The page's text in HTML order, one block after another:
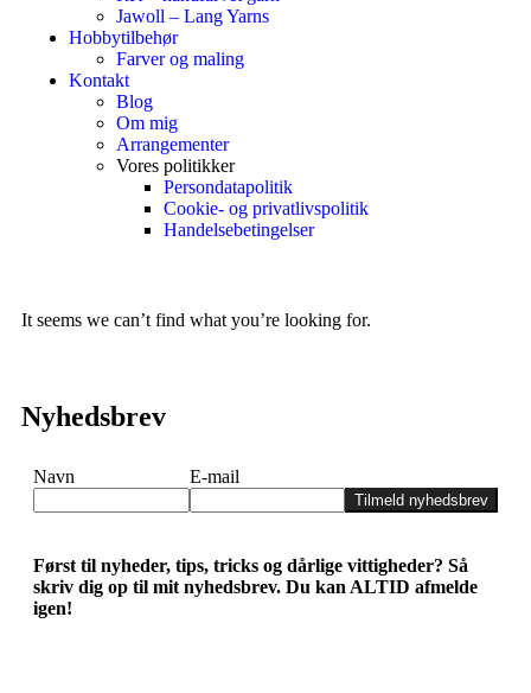
Jawoll – Lang Yarns
Hobbytilbehør
Farver og maling
Kontakt
Blog
Om mig
Arrangementer
Vores politikker
Persondatapolitik
Cookie- og privatlivspolitik
Handelsebetingelser
It seems we can’t find what you’re looking for.
Nyhedsbrev
Navn E-mail
Tilmeld nyhedsbrev
Først til nyheder, tips, tricks og dårlige vittigheder? Så
skriv dig op til mit nyhedsbrev. Du kan ALTID afmelde
igen!